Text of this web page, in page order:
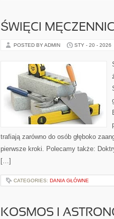
ŚWIĘCI
POSTED BY ADMIN STY - 20 - 2026
trafiają zarówno do osób głęboko
pierwsze kroki. Polecamy także:
[…]
CATEGORIES: DANIA GŁÓWNE
KOSMOS I